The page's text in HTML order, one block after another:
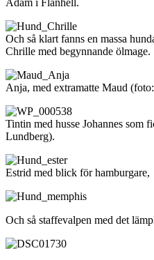
Och så klart fanns en massa
Chrille med begynnande ölmage.
Anja, med extramatte Maud
Tintin med husse Johannes som
Lundberg).
Estrid med blick för hamburgare,
Och så staffevalpen med det